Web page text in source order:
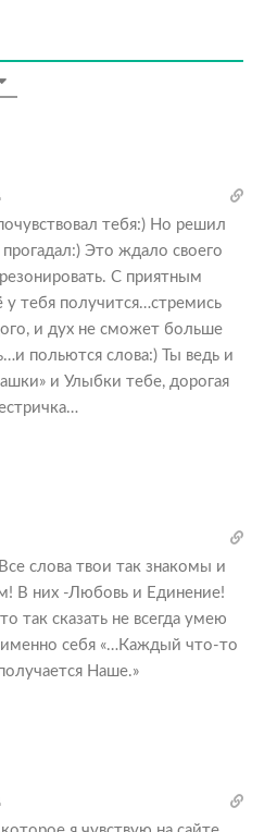
тебя:) Но решил
Это ждало своего
С приятным
у тебя получится…стремись
и дух не сможет больше
польются слова:) Ты ведь и
и Улыбки тебе, дорогая
слова твои так знакомы и
В них -Любовь и Единение!
так сказать не всегда умею
себя «…Каждый что-то
Наше.»